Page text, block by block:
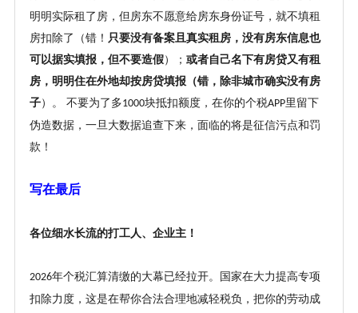
明明实际租了房，但房东不愿意给房东身份证号，就不填租
房扣除了（错！ 只要没有备案且真实租房，没有房东信息也
可以据实填报，但不要造假）； 或者自己名下有房贷又有租
房，明明住在外地却按房贷填报（错，除非城市确实没有房
子）。 不要为了多1000块抵扣额度，在你的个税APP里留下
伪造数据，一旦大数据追查下来，面临的将是征信污点和罚
款！
写在最后
各位细水长流的打工人、企业主！
2026年个税汇算清缴的大幕已经拉开。国家在大力提高专项
扣除力度，这是在帮你合法合理地减轻税负，把你的劳动成